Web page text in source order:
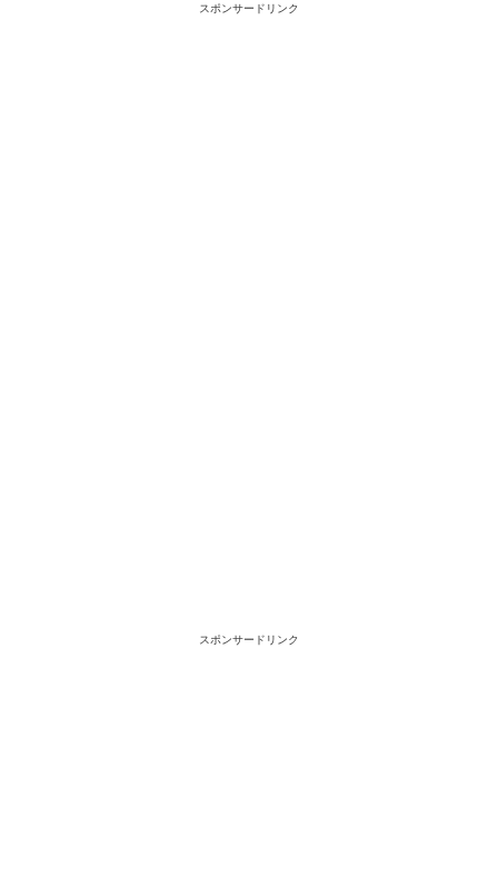
スポンサードリンク
スポンサードリンク